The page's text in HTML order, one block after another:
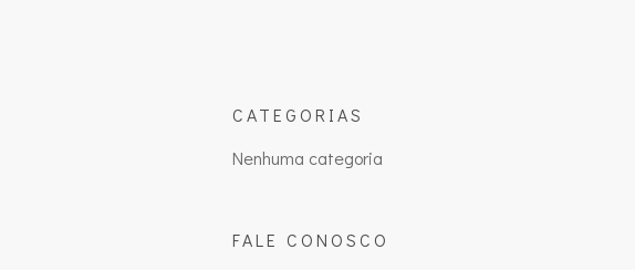
CATEGORIAS
Nenhuma categoria
FALE CONOSCO